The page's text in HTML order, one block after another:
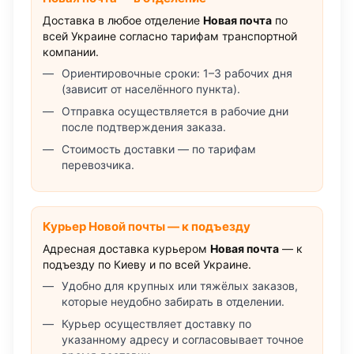
Доставка в любое отделение Новая почта по
всей Украине согласно тарифам транспортной
компании.
Ориентировочные сроки: 1–3 рабочих дня
(зависит от населённого пункта).
Отправка осуществляется в рабочие дни
после подтверждения заказа.
Стоимость доставки — по тарифам
перевозчика.
Курьер Новой почты — к подъезду
Адресная доставка курьером Новая почта — к
подъезду по Киеву и по всей Украине.
Удобно для крупных или тяжёлых заказов,
которые неудобно забирать в отделении.
Курьер осуществляет доставку по
указанному адресу и согласовывает точное